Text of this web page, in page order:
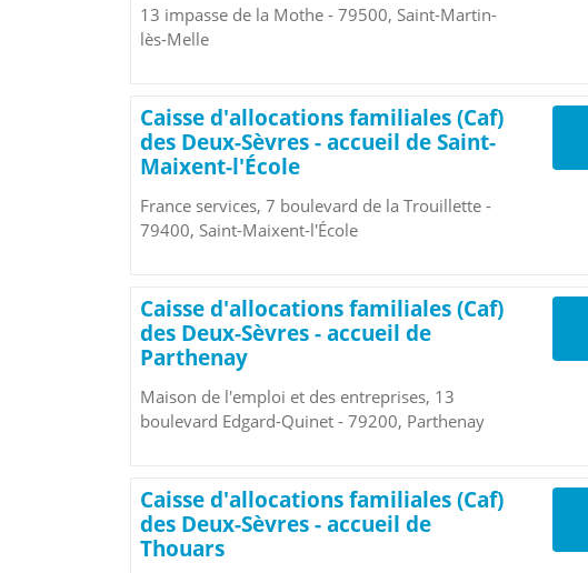
13 impasse de la Mothe - 79500, Saint-Martin-
lès-Melle
Caisse d'allocations familiales (Caf)
des Deux-Sèvres - accueil de Saint-
Maixent-l'École
France services, 7 boulevard de la Trouillette -
79400, Saint-Maixent-l'École
Caisse d'allocations familiales (Caf)
des Deux-Sèvres - accueil de
Parthenay
Maison de l'emploi et des entreprises, 13
boulevard Edgard-Quinet - 79200, Parthenay
Caisse d'allocations familiales (Caf)
des Deux-Sèvres - accueil de
Thouars